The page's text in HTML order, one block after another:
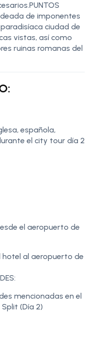
de imponentes
ciudad de
vistas, así como
ruinas romanas del
española,
el city tour día 2
el aeropuerto de
al aeropuerto de
mencionadas en el
(Día 2)